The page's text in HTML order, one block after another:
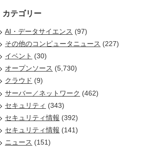
カテゴリー
AI・データサイエンス (97)
その他のコンピュータニュース (227)
イベント (30)
オープンソース (5,730)
クラウド (9)
サーバー／ネットワーク (462)
セキュリティ (343)
セキュリティ情報 (392)
セキュリティ情報 (141)
ニュース (151)